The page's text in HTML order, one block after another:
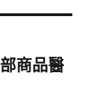
商品醫